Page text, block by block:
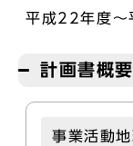
平成22年度～
計画書概要
事業活動